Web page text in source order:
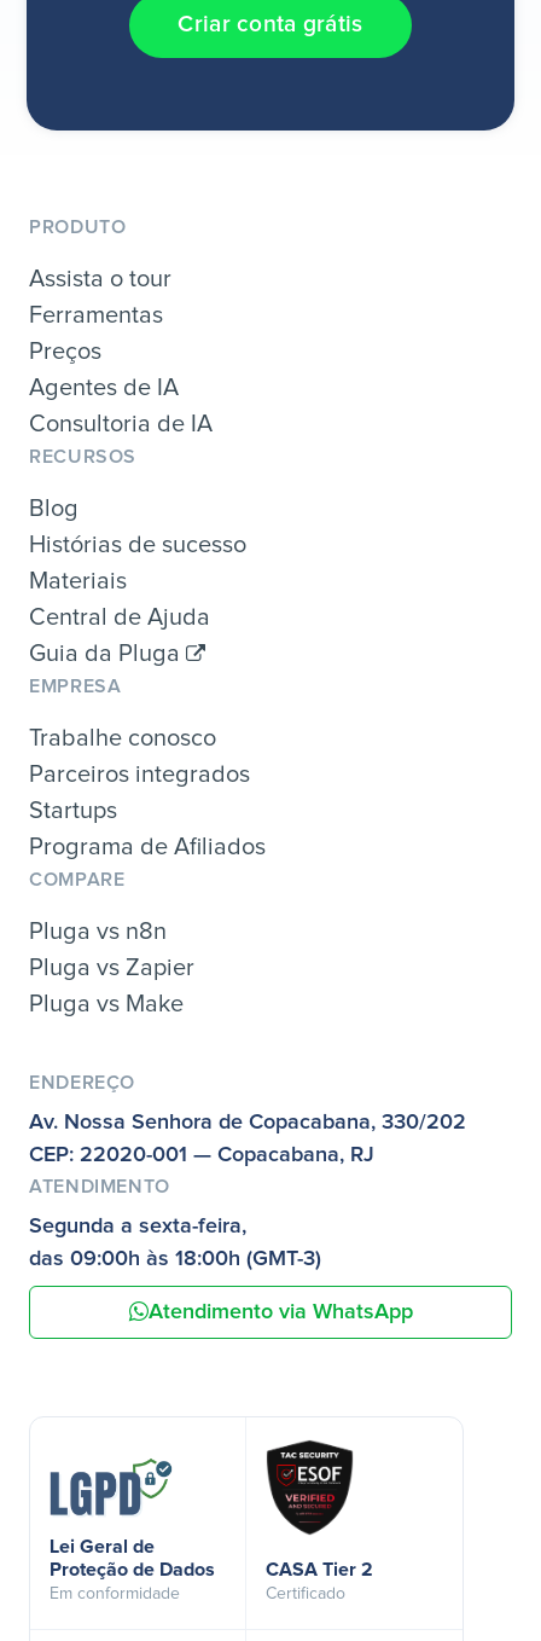
Criar conta grátis
PRODUTO
Assista o tour
Ferramentas
Preços
Agentes de IA
Consultoria de IA
RECURSOS
Blog
Histórias de sucesso
Materiais
Central de Ajuda
Guia da Pluga
EMPRESA
Trabalhe conosco
Parceiros integrados
Startups
Programa de Afiliados
COMPARE
Pluga vs n8n
Pluga vs Zapier
Pluga vs Make
ENDEREÇO
Av. Nossa Senhora de Copacabana, 330/202
CEP: 22020-001 — Copacabana, RJ
ATENDIMENTO
Segunda a sexta-feira,
das 09:00h às 18:00h (GMT-3)
Atendimento via WhatsApp
Lei Geral de
Proteção de Dados
Em conformidade
CASA Tier 2
Certificado